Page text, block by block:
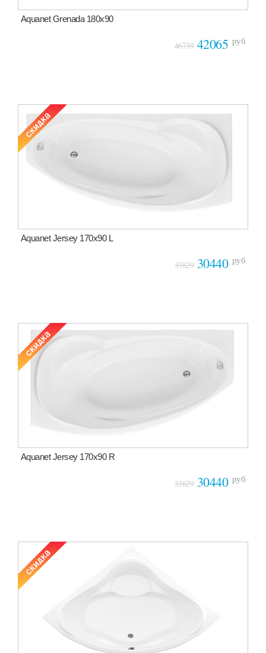
Aquanet Grenada 180х90
46739 42065 руб
Aquanet Jersey 170x90 L
33829 30440 руб
Aquanet Jersey 170x90 R
33829 30440 руб